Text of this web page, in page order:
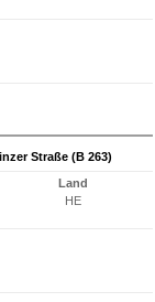
Straße (B 263)
Land
HE